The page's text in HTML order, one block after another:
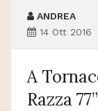
ANDREA
14 Ott 2016
A
Razza 77”